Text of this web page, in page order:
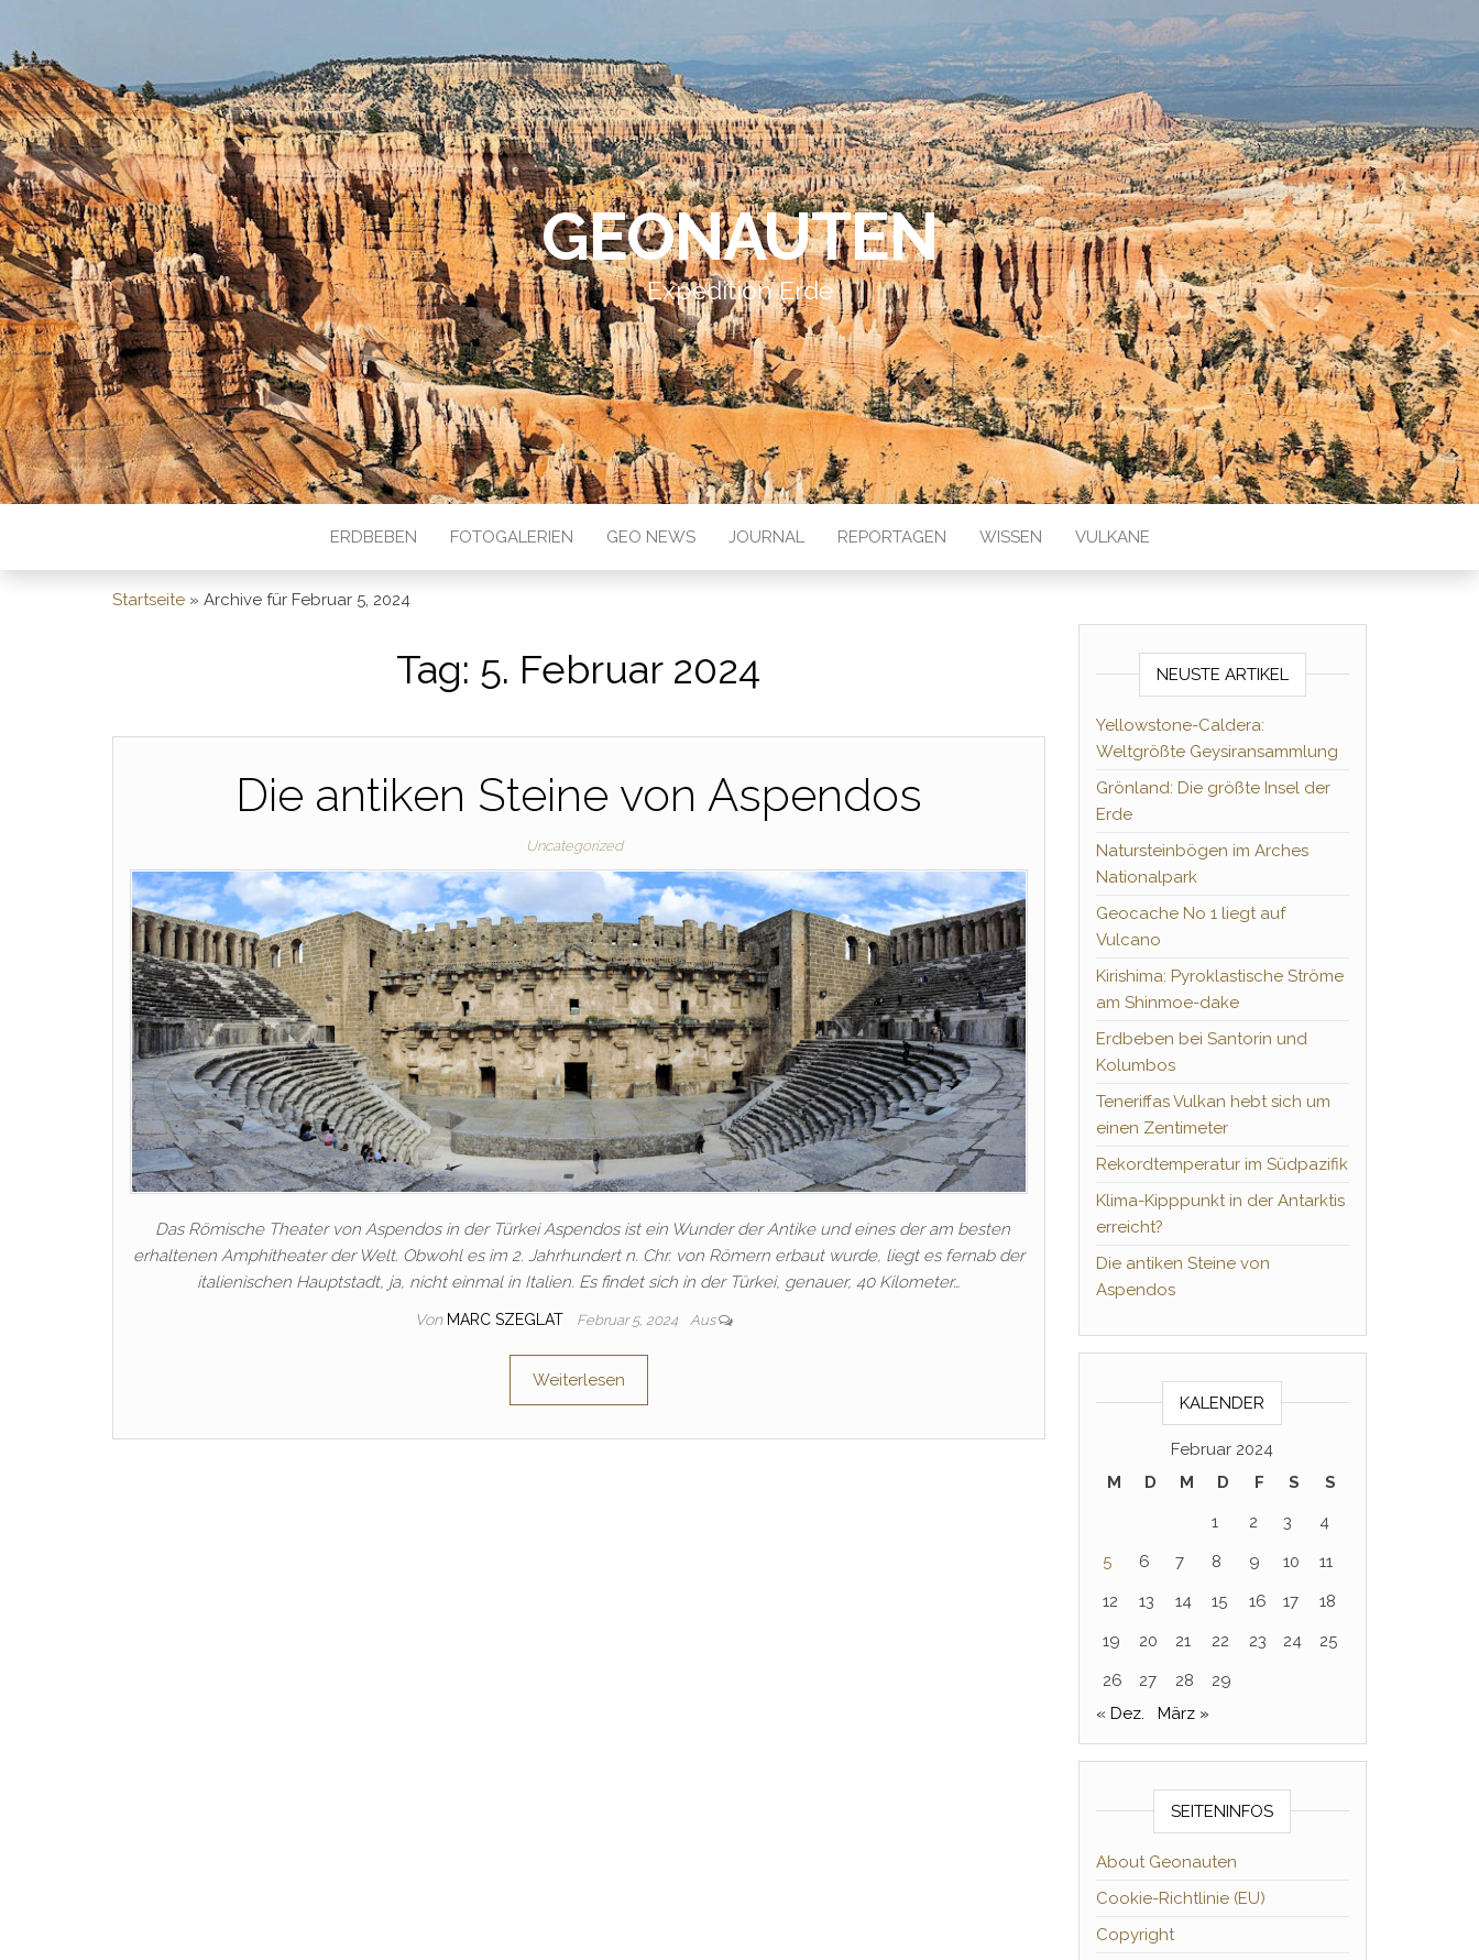
GEONAUTEN
Expedition Erde
ERDBEBEN FOTOGALERIEN GEO NEWS JOURNAL REPORTAGEN WISSEN VULKANE
Startseite » Archive für Februar 5, 2024
Tag: 5. Februar 2024
Die antiken Steine von Aspendos
Uncategorized
Das Römische Theater von Aspendos in der Türkei Aspendos ist ein Wunder der Antike und eines der am besten
erhaltenen Amphitheater der Welt. Obwohl es im 2. Jahrhundert n. Chr. von Römern erbaut wurde, liegt es fernab der
italienischen Hauptstadt, ja, nicht einmal in Italien. Es findet sich in der Türkei, genauer, 40 Kilometer…
Von MARC SZEGLAT Februar 5, 2024 Aus
Weiterlesen
NEUSTE ARTIKEL
Yellowstone-Caldera:
Weltgrößte Geysiransammlung
Grönland: Die größte Insel der
Erde
Natursteinbögen im Arches
Nationalpark
Geocache No 1 liegt auf
Vulcano
Kirishima: Pyroklastische Ströme
am Shinmoe-dake
Erdbeben bei Santorin und
Kolumbos
Teneriffas Vulkan hebt sich um
einen Zentimeter
Rekordtemperatur im Südpazifik
Klima-Kipppunkt in der Antarktis
erreicht?
Die antiken Steine von
Aspendos
KALENDER
Februar 2024
M
D M D F S
S
1
2 3
4
5
6 7 8 9 10
11
12
13 14 15 16 17
18
19
20 21 22 23 24
25
26
27 28
29
« Dez.
März »
SEITENINFOS
About Geonauten
Cookie-Richtlinie (EU)
Copyright